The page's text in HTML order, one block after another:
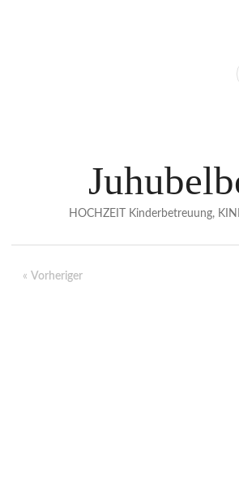
HOCHZEIT Kinderbetreuung,
« Vorheriger